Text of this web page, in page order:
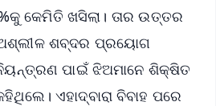
କେମିତି ଖସିଲା। ତାର ଉତ୍ତର
ଅଶ୍ଲୀଳ ଶବ୍ଦର ପ୍ରୟୋଗ
ପାଇଁ ଝିଅମାନେ ଶିକ୍ଷିତ
ଏହାଦ୍ବାରା ବିବାହ ପରେ